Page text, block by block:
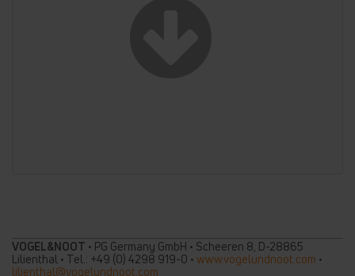
VOGEL&NOOT • PG Germany GmbH • Scheeren 8, D-28865
Lilienthal • Tel.: +49 (0) 4298 919-0 • www.vogelundnoot.com •
lilienthal@vogelundnoot.com